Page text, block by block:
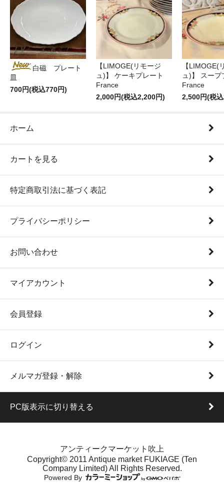
白磁 プレート
700円(税込770円)
【LIMOGE(リモージ
ュ)】 ケーキプレート
France
2,000円(税込2,200円)
【LIMOGE(
ュ)】 スー
France
2,500円(税
ホーム
カートを見る
特定商取引法に基づく表記
プライバシーポリシー
お問い合わせ
マイアカウント
会員登録
ログイン
メルマガ登録・解除
PC版表示に切り替える
アンティークマーケット吹上
Copyright© 2011 Antique market FUKIAGE (Ten
Company Limited) All Rights Reserved.
Powered By